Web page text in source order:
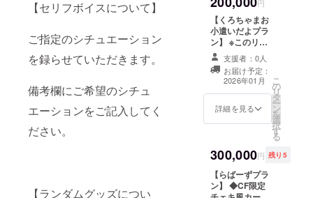
【セリフボイスについて】
ご指定のシチュエーション
を録らせていただきます。
備考欄にご希望のシチュ
エーションをご記入してく
ださい。
【ランダムグッズについ
┗備考欄に希望
されるお名前を
ご記入くださ
い。︎ ◇Live2d姿
でのお礼動画 ┣
３０秒ほどの動
画をメールにて
URLでお渡し。
┗内容は共通と
なります。 ◇ク
ラファン限定オ
定オリジナルス
マホ壁紙 ◇初配
信内のスライド
にお名前掲載 ┗
渡しいたしま
す。 ◆CF限定ア
クリルキーホル
ダー（ランダム
３種類中２種）
┗サイズ：70ｍ
ｍ ◆CF限定アク
リルスタンド ┗
サイズ：100mm
◇CF限定BIG缶
バッジ（ランダ
長方形
53×78mm ◇直
筆サイン入り
メッセージ色紙
円
【くろちゃまお
小遣いだよプラ
ン】 ※このリ
ターンは3,000円
のリターンと同
じ内容になりま
す。 ◆初配信内
のスライドにお
名前掲載 ┗ 備考
援者様限定プロ
ジェクトの進捗
報告
支援者：0人
お届け予定：
2026年01月
詳細を見る
こ
の
リ
タ
ー
ン
を
選
択
す
る
300,000円 残り5
【らばーずプラ
ン】 ◆CF限定